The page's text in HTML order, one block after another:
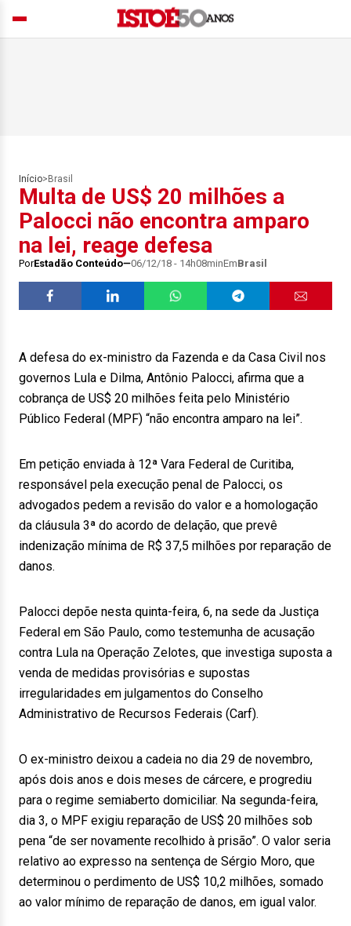
Início> Brasil
Multa de US$ 20 milhões a
Palocci não encontra amparo
na lei, reage defesa
PorEstadão Conteúdo 06/12/18 - 14h08minEmBrasil
A defesa do ex-ministro da Fazenda e da Casa Civil nos
governos Lula e Dilma, Antônio Palocci, afirma que a
cobrança de US$ 20 milhões feita pelo Ministério
Público Federal (MPF) “não encontra amparo na lei”.
Em petição enviada à 12ª Vara Federal de Curitiba,
responsável pela execução penal de Palocci, os
advogados pedem a revisão do valor e a homologação
da cláusula 3ª do acordo de delação, que prevê
indenização mínima de R$ 37,5 milhões por reparação de
danos.
Palocci depõe nesta quinta-feira, 6, na sede da Justiça
Federal em São Paulo, como testemunha de acusação
contra Lula na Operação Zelotes, que investiga suposta a
venda de medidas provisórias e supostas
irregularidades em julgamentos do Conselho
Administrativo de Recursos Federais (Carf).
O ex-ministro deixou a cadeia no dia 29 de novembro,
após dois anos e dois meses de cárcere, e progrediu
para o regime semiaberto domiciliar. Na segunda-feira,
dia 3, o MPF exigiu reparação de US$ 20 milhões sob
pena “de ser novamente recolhido à prisão”. O valor seria
relativo ao expresso na sentença de Sérgio Moro, que
determinou o perdimento de US$ 10,2 milhões, somado
ao valor mínimo de reparação de danos, em igual valor.